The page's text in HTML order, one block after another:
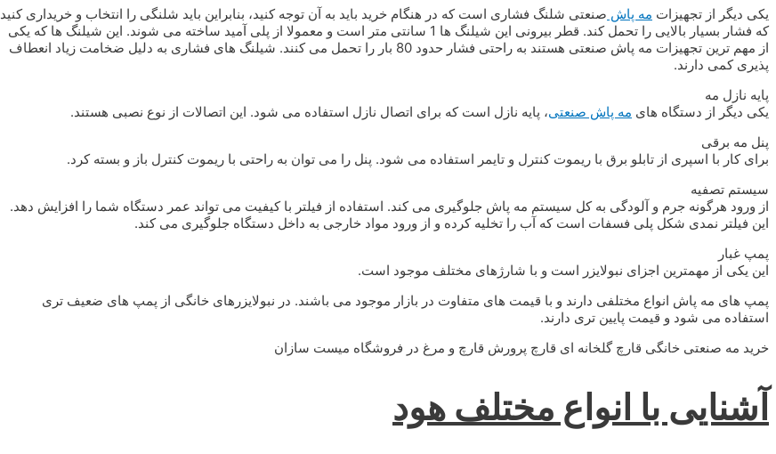
یکی دیگر از تجهیزات مه پاش صنعتی شلنگ فشاری است که در هنگام خرید باید به آن توجه کنید، بنابراین باید شلنگی را انتخاب و خریداری کنید
که فشار بسیار بالایی را تحمل کند. قطر بیرونی این شیلنگ ها 1 سانتی متر است و معمولا از پلی آمید ساخته می شوند. این شیلنگ ها که یکی
از مهم ترین تجهیزات مه پاش صنعتی هستند به راحتی فشار حدود 80 بار را تحمل می کنند. شیلنگ های فشاری به دلیل ضخامت زیاد انعطاف
پذیری کمی دارند.
پایه نازل مه
یکی دیگر از دستگاه های مه پاش صنعتی، پایه نازل است که برای اتصال نازل استفاده می شود. این اتصالات از نوع نصبی هستند.
پنل مه برقی
برای کار با اسپری از تابلو برق با ریموت کنترل و تایمر استفاده می شود. پنل را می توان به راحتی با ریموت کنترل باز و بسته کرد.
سیستم تصفیه
از ورود هرگونه جرم و آلودگی به کل سیستم مه پاش جلوگیری می کند. استفاده از فیلتر با کیفیت می تواند عمر دستگاه شما را افزایش دهد.
این فیلتر نمدی شکل پلی فسفات است که آب را تخلیه کرده و از ورود مواد خارجی به داخل دستگاه جلوگیری می کند.
پمپ غبار
این یکی از مهمترین اجزای نبولایزر است و با شارژهای مختلف موجود است.
پمپ های مه پاش انواع مختلفی دارند و با قیمت های متفاوت در بازار موجود می باشند. در نبولایزرهای خانگی از پمپ های ضعیف تری
استفاده می شود و قیمت پایین تری دارند.
خرید مه صنعتی خانگی قارچ گلخانه ای قارچ پرورش قارچ و مرغ در فروشگاه میست سازان
آشنایی با انواع مختلف هود